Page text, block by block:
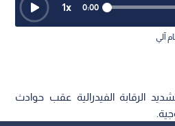
0:00
1x
آلي
الرقابة الفيدرالية عقب حوادث